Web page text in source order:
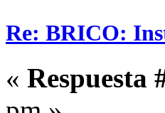
Re: BRICO:
« Respuesta